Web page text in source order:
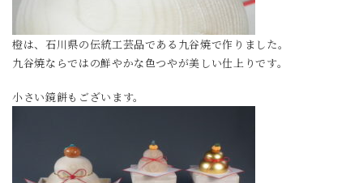
橙は、石川県の伝統工芸品である九谷焼で作りました。
九谷焼ならではの鮮やかな色つやが美しい仕上りです。
小さい鏡餅もございます。